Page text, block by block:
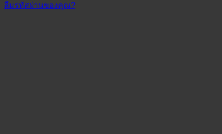
ลืมรหัสผ่านของคุณ?